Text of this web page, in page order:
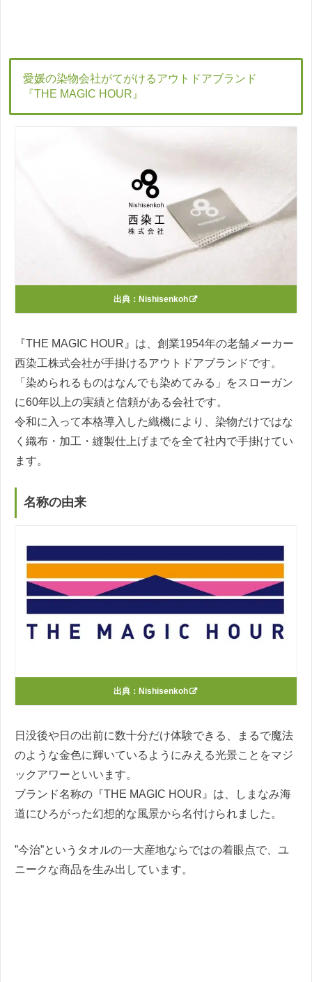
愛媛の染物会社がてがけるアウトドアブランド
『THE MAGIC HOUR』
出典： Nishisenkoh
『THE MAGIC HOUR』は、創業1954年の老舗メーカー
西染工株式会社が手掛けるアウトドアブランドです。
「染められるものはなんでも染めてみる」をスローガン
に60年以上の実績と信頼がある会社です。
令和に入って本格導入した織機により、染物だけではな
く織布・加工・縫製仕上げまでを全て社内で手掛けてい
ます。
名称の由来
出典： Nishisenkoh
日没後や日の出前に数十分だけ体験できる、まるで魔法
のような金色に輝いているようにみえる光景ことをマジ
ックアワーといいます。
ブランド名称の『THE MAGIC HOUR』は、しまなみ海
道にひろがった幻想的な風景から名付けられました。
”今治”というタオルの一大産地ならではの着眼点で、ユ
ニークな商品を生み出しています。